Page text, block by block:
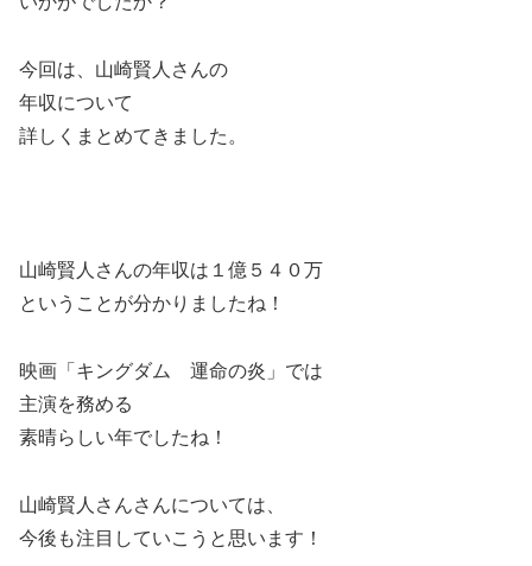
今回は、山崎賢人さんの
年収について
詳しくまとめてきました。
山崎賢人さんの年収は１億５４０万
ということが分かりましたね！
映画 「キングダム 運命の炎」では
主演を務める
素晴らしい年でしたね！
山崎賢人さんさんについては、
今後も注目していこうと思います！